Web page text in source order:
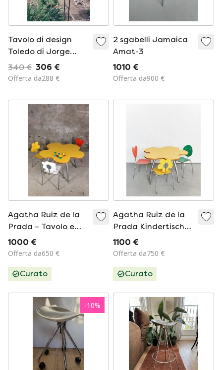
Tavolo di design
Toledo di Jorge
Pensi per Amat
Spain
340 € 306 €
Offerta da288 €
2 sgabelli Jamaica
Amat-3
1010 €
Offerta da900 €
Agatha Ruiz de la
Prada – Tavolo e
sedie per bambini
“Agatha Infantil” –
Amat-3 – Spagna –
1000 €
Offerta da650 €
Curato
Agatha Ruiz de la
Prada Kindertisch
"Agatha Infatil" per
AMAT-3
1100 €
Offerta da750 €
Curato
-10%